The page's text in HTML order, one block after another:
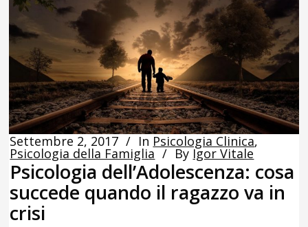
Settembre 2, 2017 In Psicologia Clinica,
Psicologia della Famiglia By Igor Vitale
Psicologia dell’Adolescenza: cosa
succede quando il ragazzo va in
crisi